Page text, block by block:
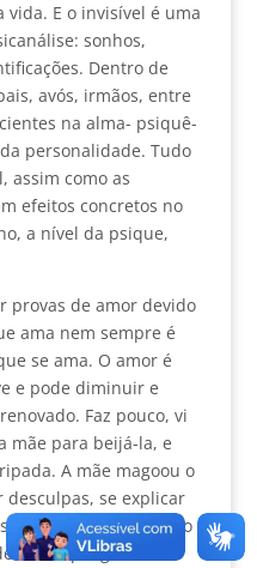
E o invisível é uma
sonhos,
Dentro de
avós, irmãos, entre
na alma- psiquê-
personalidade. Tudo
assim como as
efeitos concretos no
a nível da psique,
provas de amor devido
ama nem sempre é
se ama. O amor é
e pode diminuir e
Faz pouco, vi
mãe para beijá-la, e
A mãe magoou o
se explicar
ao sentimento
amor que geram